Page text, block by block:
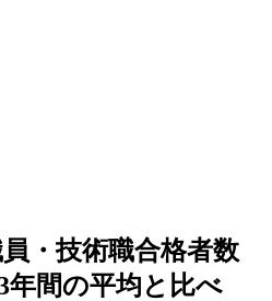
・技術職合格者数
年間の平均と比べ